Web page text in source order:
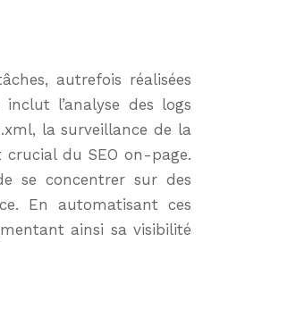
autrefois réalisées
l’analyse des logs
la surveillance de la
du SEO on-page.
se concentrer sur des
En automatisant ces
ainsi sa visibilité